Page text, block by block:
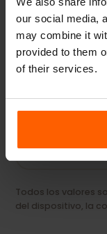
our social media,
may combine it
provided to them
of their services.
Streaming
Vídeos,
RECOMENDADO
Ver paquetes
Todos los valores
del dispositivo, la